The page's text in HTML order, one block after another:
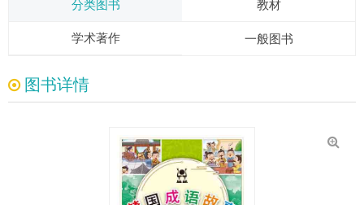
分类图书 教材
学术著作 一般图书
图书详情